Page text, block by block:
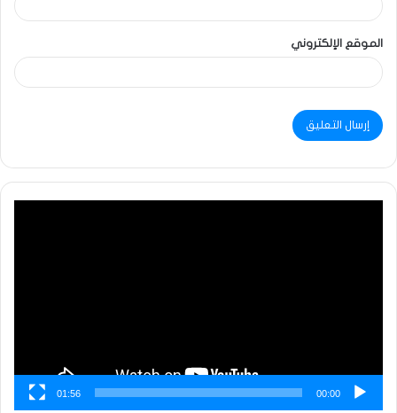
الموقع الإلكتروني
00:00
01:56